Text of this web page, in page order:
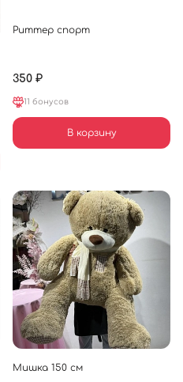
Риттер спорт
350 ₽
11 бонусов
В корзину
Мишка 150 см